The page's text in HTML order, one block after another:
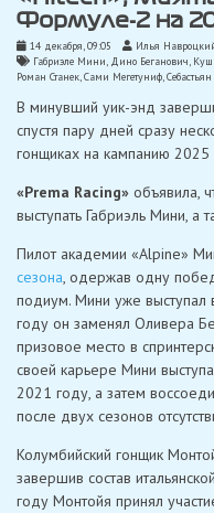
Формуле-2 на
14 декабря, 09:05
Илья
Габриэле Мини, Дино Беганович,
Роман Станек,Сами Мегетуниф,
В минувший уик-энд
спустя пару дней сразу
гонщиках на кампанию 2025
«Prema Racing» объявила,
выступать Габриэль Мини, а
Пилот академии «Alpine»
сезона, одержав одну
подиум. Мини уже выступал
году он заменял Оливера
призовое место в
своей карьере Мини
2021 году, а затем
после двух сезонов
Колумбийский гонщик
завершив состав
году Монтойя принял